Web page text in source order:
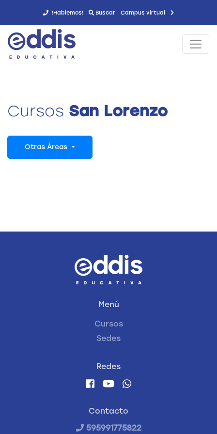
!Hablemos! Buscar Campus virtual
Cursos San Lorenzo
Otras Áreas
Menú
Cursos
Sedes
Redes
Contacto
595991775822